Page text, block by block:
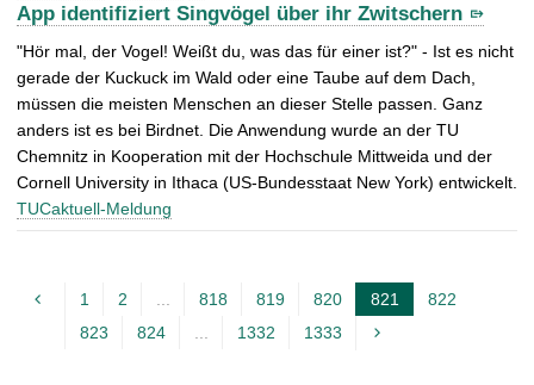
App identifiziert Singvögel über ihr Zwitschern
"Hör mal, der Vogel! Weißt du, was das für einer ist?" - Ist es nicht
gerade der Kuckuck im Wald oder eine Taube auf dem Dach,
müssen die meisten Menschen an dieser Stelle passen. Ganz
anders ist es bei Birdnet. Die Anwendung wurde an der TU
Chemnitz in Kooperation mit der Hochschule Mittweida und der
Cornell University in Ithaca (US-Bundesstaat New York) entwickelt.
TUCaktuell-Meldung
1 2 ... 818 819 820 821
822
823
824 ... 1332 1333